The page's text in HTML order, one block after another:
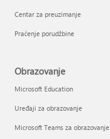
Centar za preuzimanje
Praćenje porudžbine
Obrazovanje
Microsoft Education
Uređaji za obrazovanje
Microsoft Teams za obrazovanje